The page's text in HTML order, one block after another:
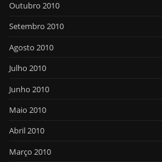
Outubro 2010
Setembro 2010
Agosto 2010
Julho 2010
Junho 2010
Maio 2010
Abril 2010
Março 2010